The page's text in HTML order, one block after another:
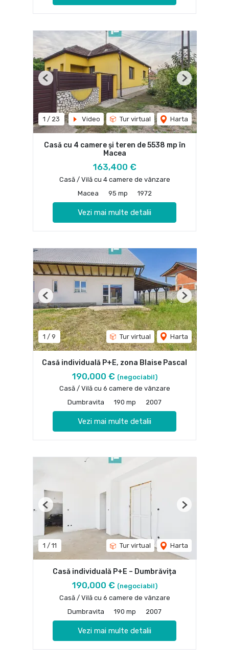
1 / 23 Video Tur virtual Harta
Previous Next
Casă cu 4 camere și teren de 5538 mp în
Macea
163,400 €
Casă / Vilă cu 4 camere de vânzare
Macea
95 mp 1972
Vezi mai multe detalii
1 / 9 Tur virtual Harta
Previous Next
Casă individuală P+E, zona Blaise Pascal
190,000 € (negociabil)
Casă / Vilă cu 6 camere de vânzare
Dumbravita
190 mp 2007
Vezi mai multe detalii
1 / 11 Tur virtual Harta
Previous Next
Casă individuală P+E – Dumbrăvița
190,000 € (negociabil)
Casă / Vilă cu 6 camere de vânzare
Dumbravita
190 mp 2007
Vezi mai multe detalii